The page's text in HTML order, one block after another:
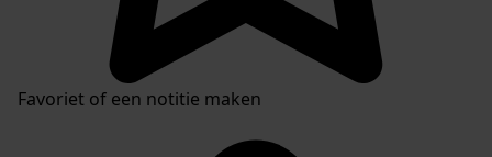
Favoriet of een notitie maken